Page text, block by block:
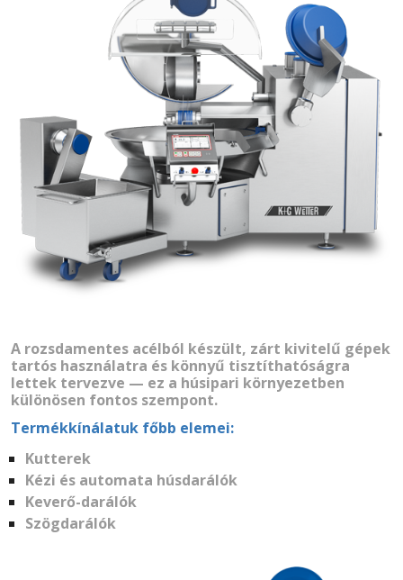
A rozsdamentes acélból készült, zárt kivitelű gépek
tartós használatra és könnyű tisztíthatóságra
lettek tervezve — ez a húsipari környezetben
különösen fontos szempont.
Termékkínálatuk főbb elemei:
Kutterek
Kézi és automata húsdarálók
Keverő-darálók
Szögdarálók